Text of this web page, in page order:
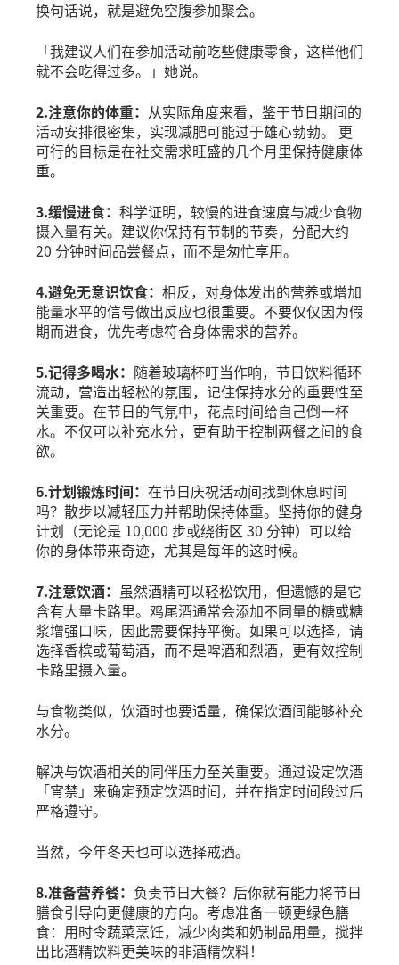
换句话说，就是避免空腹参加聚会。
「我建议人们在参加活动前吃些健康零食，这样他们
就不会吃得过多。」她说。
2.注意你的体重： 从实际角度来看，鉴于节日期间的
活动安排很密集，实现减肥可能过于雄心勃勃。 更
可行的目标是在社交需求旺盛的几个月里保持健康体
重。
3.缓慢进食： 科学证明，较慢的进食速度与减少食物
摄入量有关。建议你保持有节制的节奏，分配大约
20 分钟时间品尝餐点，而不是匆忙享用。
4.避免无意识饮食： 相反，对身体发出的营养或增加
能量水平的信号做出反应也很重要。不要仅仅因为假
期而进食，优先考虑符合身体需求的营养。
5.记得多喝水： 随着玻璃杯叮当作响，节日饮料循环
流动，营造出轻松的氛围，记住保持水分的重要性至
关重要。在节日的气氛中，花点时间给自己倒一杯
水。不仅可以补充水分，更有助于控制两餐之间的食
欲。
6.计划锻炼时间： 在节日庆祝活动间找到休息时间
吗？散步以减轻压力并帮助保持体重。坚持你的健身
计划（无论是 10,000 步或绕街区 30 分钟）可以给
你的身体带来奇迹，尤其是每年的这时候。
7.注意饮酒： 虽然酒精可以轻松饮用，但遗憾的是它
含有大量卡路里。鸡尾酒通常会添加不同量的糖或糖
浆增强口味，因此需要保持平衡。如果可以选择，请
选择香槟或葡萄酒，而不是啤酒和烈酒，更有效控制
卡路里摄入量。
与食物类似，饮酒时也要适量，确保饮酒间能够补充
水分。
解决与饮酒相关的同伴压力至关重要。通过设定饮酒
「宵禁」来确定预定饮酒时间，并在指定时间段过后
严格遵守。
当然，今年冬天也可以选择戒酒。
8.准备营养餐： 负责节日大餐？后你就有能力将节日
膳食引导向更健康的方向。考虑准备一顿更绿色膳
食：用时令蔬菜烹饪，减少肉类和奶制品用量，搅拌
出比酒精饮料更美味的非酒精饮料！